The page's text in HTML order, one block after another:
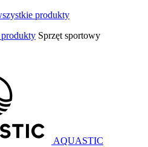
Sprzęt sportowy
AQUASTIC